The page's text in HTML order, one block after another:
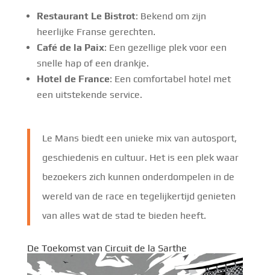
Restaurant Le Bistrot: Bekend om zijn
heerlijke Franse gerechten.
Café de la Paix: Een gezellige plek voor een
snelle hap of een drankje.
Hotel de France: Een comfortabel hotel met
een uitstekende service.
Le Mans biedt een unieke mix van autosport,
geschiedenis en cultuur. Het is een plek waar
bezoekers zich kunnen onderdompelen in de
wereld van de race en tegelijkertijd genieten
van alles wat de stad te bieden heeft.
De Toekomst van Circuit de la Sarthe